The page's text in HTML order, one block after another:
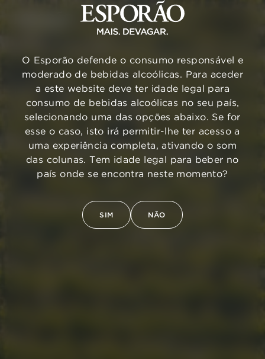
O Esporão defende o consumo responsável e
moderado de bebidas alcoólicas. Para aceder
a este website deve ter idade legal para
consumo de bebidas alcoólicas no seu país,
selecionando uma das opções abaixo. Se for
esse o caso, isto irá permitir-lhe ter acesso a
uma experiência completa, ativando o som
das colunas. Tem idade legal para beber no
país onde se encontra neste momento?
SIM NÃO